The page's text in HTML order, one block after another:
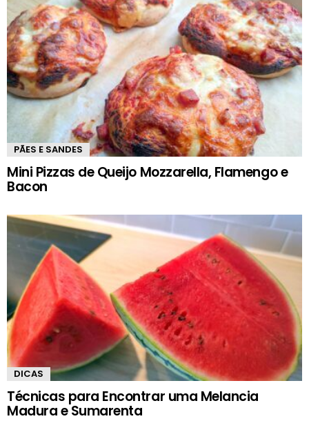
PÃES E SANDES
Mini Pizzas de Queijo Mozzarella, Flamengo e
Bacon
DICAS
Técnicas para Encontrar uma Melancia
Madura e Sumarenta